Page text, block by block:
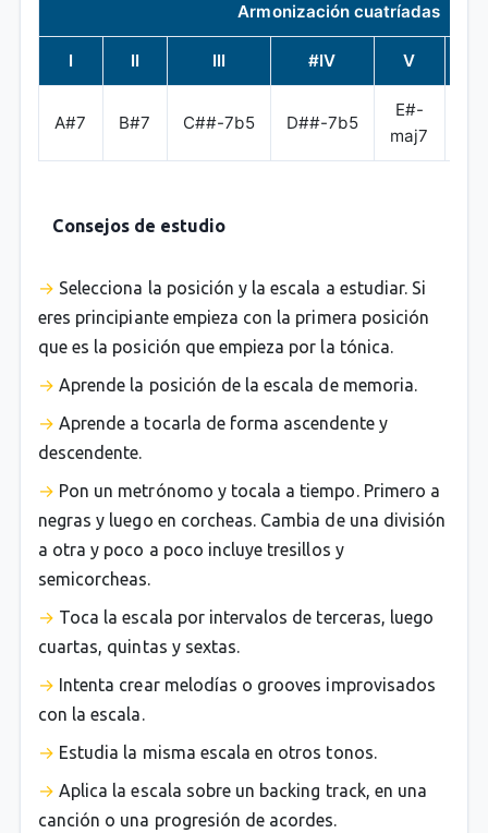
Armonización cuatríadas
I II III #IV V
A#7 B#7 C##-7b5 D##-7b5
E#-
maj7
Consejos de estudio
Selecciona la posición y la escala a estudiar. Si
eres principiante empieza con la primera posición
que es la posición que empieza por la tónica.
Aprende la posición de la escala de memoria.
Aprende a tocarla de forma ascendente y
descendente.
Pon un metrónomo y tocala a tiempo. Primero a
negras y luego en corcheas. Cambia de una división
a otra y poco a poco incluye tresillos y
semicorcheas.
Toca la escala por intervalos de terceras, luego
cuartas, quintas y sextas.
Intenta crear melodías o grooves improvisados
con la escala.
Estudia la misma escala en otros tonos.
Aplica la escala sobre un backing track, en una
canción o una progresión de acordes.